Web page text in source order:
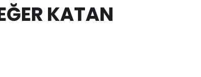
KATAN